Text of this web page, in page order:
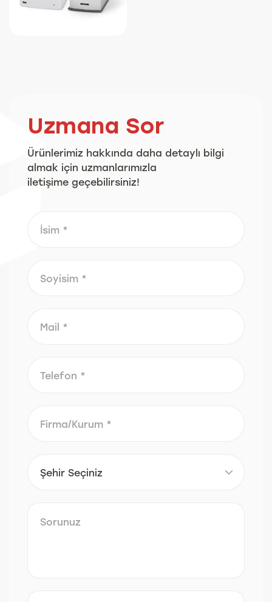
Uzmana Sor
Ürünlerimiz hakkında daha detaylı bilgi
almak için uzmanlarımızla
iletişime geçebilirsiniz!